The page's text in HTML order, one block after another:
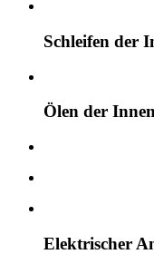
Schleifen der
Ölen der
Elektrischer